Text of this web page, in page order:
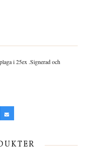
i 25ex .Signerad och